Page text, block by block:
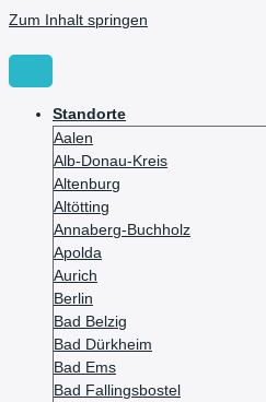
Zum Inhalt springen
Standorte
Aalen
Alb-Donau-Kreis
Altenburg
Altötting
Annaberg-Buchholz
Apolda
Aurich
Berlin
Bad Belzig
Bad Dürkheim
Bad Ems
Bad Fallingsbostel